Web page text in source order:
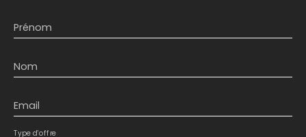
Prénom
Nom
Email
Type d'offre